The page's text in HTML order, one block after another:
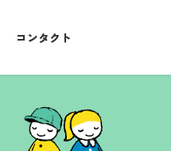
コンタクト